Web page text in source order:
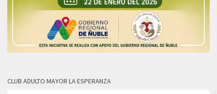
CLUB ADULTO MAYOR LA ESPERANZA